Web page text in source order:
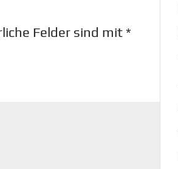
Felder sind mit*